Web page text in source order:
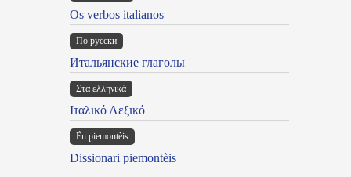
Os verbos italianos
По русски
Итальянские глаголы
Στα ελληνικά
Ιταλικό Λεξικό
Ën piemontèis
Dissionari piemontèis